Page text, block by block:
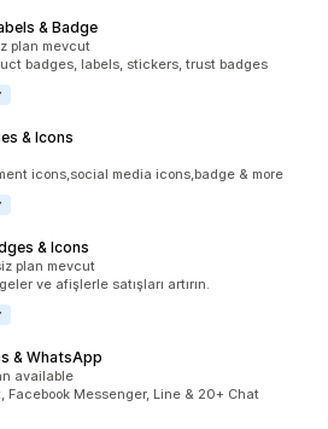
& Badge
plan mevcut
badges, labels, stickers, trust badges
& Icons
icons,social media icons,badge & more
& Icons
plan mevcut
ve afişlerle satışları artırın.
& WhatsApp
available
Facebook Messenger, Line & 20+ Chat